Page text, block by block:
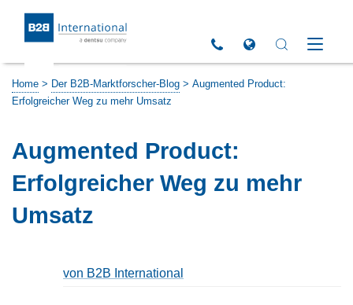
Click to call us
Home > Der B2B-Marktforscher-Blog > Augmented Product:
Erfolgreicher Weg zu mehr Umsatz
Augmented Product:
Erfolgreicher Weg zu mehr
Umsatz
von B2B International